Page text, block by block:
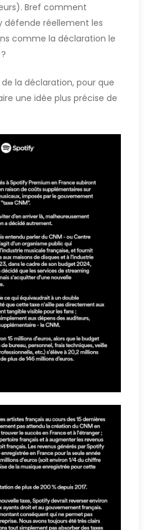
Bref comment
défende réellement les
comme la déclaration le
la déclaration, pour que
une idée plus précise de